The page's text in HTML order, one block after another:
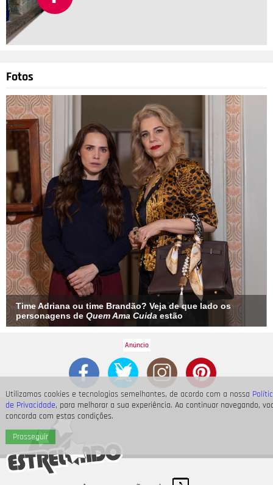
Utilizamos cookies e tecnologias semelhantes, de acordo com a nossa
de Privacidade, para melhorar a sua experiência. Ao continuar navegando,
concorda com estas condições.
Prosseguir
Fotos
Time Adriana ou time Brandão? Veja de que lado os
personagens de Quem Ama Cuida estão